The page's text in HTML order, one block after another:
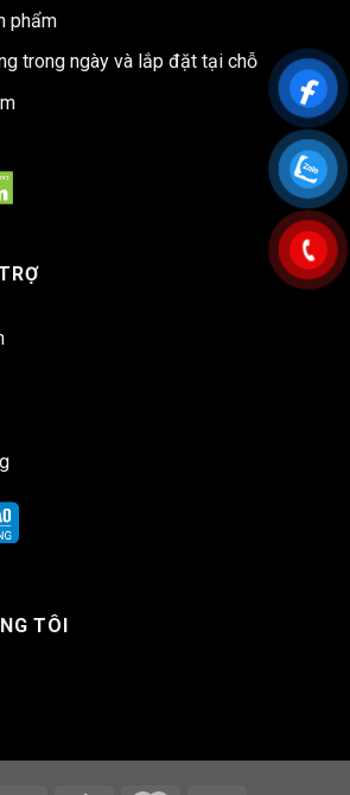
phẩm
trong ngày và lắp đặt tại chỗ
TÔI